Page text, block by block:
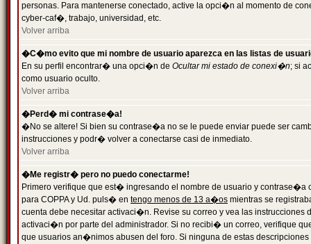
personas. Para mantenerse conectado, active la opci�n al momento de
cyber-caf�, trabajo, universidad, etc.
Volver arriba
�C�mo evito que mi nombre de usuario aparezca en las listas de
En su perfil encontrar� una opci�n de Ocultar mi estado de conexi�n; si
como usuario oculto.
Volver arriba
�Perd� mi contrase�a!
�No se altere! Si bien su contrase�a no se le puede enviar puede ser
instrucciones y podr� volver a conectarse casi de inmediato.
Volver arriba
�Me registr� pero no puedo conectarme!
Primero verifique que est� ingresando el nombre de usuario y
para COPPA y Ud. puls� en tengo menos de 13 a�os mientras se
cuenta debe necesitar activaci�n. Revise su correo y vea las
activaci�n por parte del administrador. Si no recibi� un correo, verifique
que usuarios an�nimos abusen del foro. Si ninguna de estas